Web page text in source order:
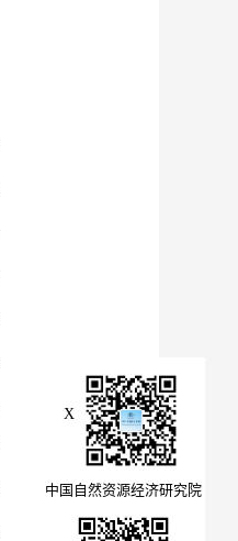
X
中国自然资源经济研究院